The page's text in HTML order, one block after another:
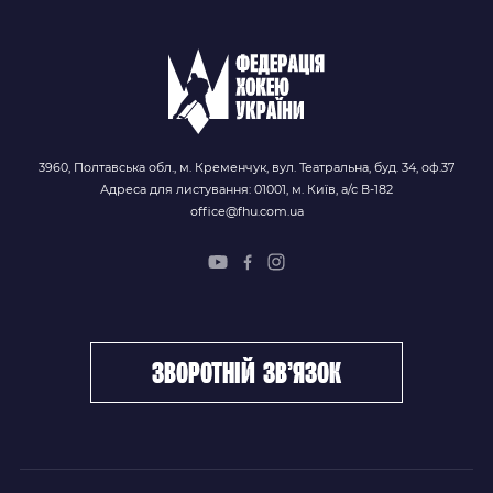
3960, Полтавська обл., м. Кременчук, вул. Театральна, буд. 34, оф.37
Адреса для листування: 01001, м. Київ, а/с В-182
office@fhu.com.ua
зворотній зв’язок